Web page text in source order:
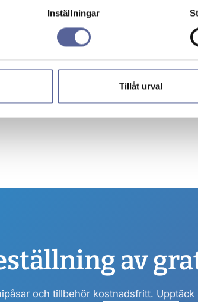
Inställningar
Tillåt urval
av
och tillbehör kostnadsfritt.